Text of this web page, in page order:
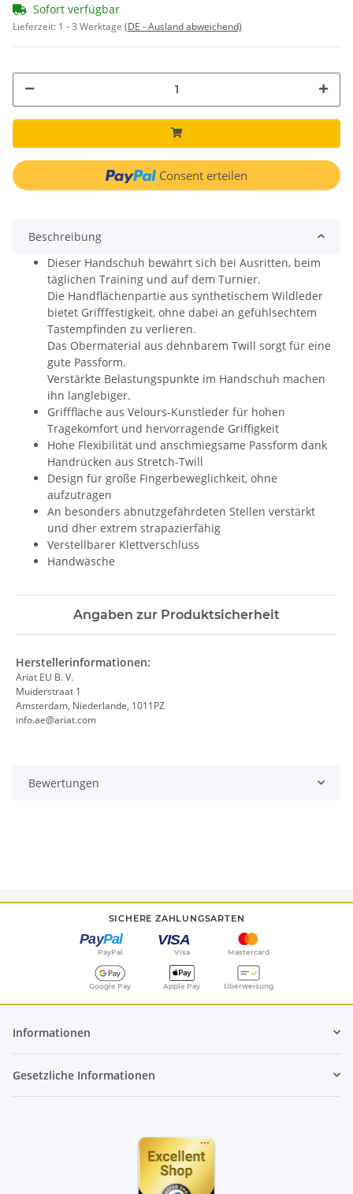
Sofort verfügbar
Lieferzeit: 1 - 3 Werktage (DE - Ausland abweichend)
Consent erteilen
Beschreibung
Dieser Handschuh bewährt sich bei Ausritten, beim
täglichen Training und auf dem Turnier.
Die Handflächenpartie aus synthetischem Wildleder
bietet Grifffestigkeit, ohne dabei an gefühlsechtem
Tastempfinden zu verlieren.
Das Obermaterial aus dehnbarem Twill sorgt für eine
gute Passform.
Verstärkte Belastungspunkte im Handschuh machen
ihn langlebiger.
Grifffläche aus Velours-Kunstleder für hohen
Tragekomfort und hervorragende Griffigkeit
Hohe Flexibilität und anschmiegsame Passform dank
Handrücken aus Stretch-Twill
Design für große Fingerbeweglichkeit, ohne
aufzutragen
An besonders abnutzgefährdeten Stellen verstärkt
und dher extrem strapazierfähig
Verstellbarer Klettverschluss
Handwäsche
Angaben zur Produktsicherheit
Herstellerinformationen:
Ariat EU B. V.
Muiderstraat 1
Amsterdam, Niederlande, 1011PZ
info.ae@ariat.com
Bewertungen
SICHERE ZAHLUNGSARTEN
PayPal Visa Mastercard
Google Pay Apple Pay Überweisung
Informationen
Gesetzliche Informationen